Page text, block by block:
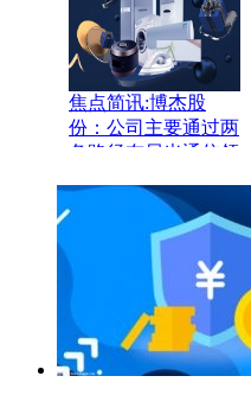
焦点简讯:博杰股
份：公司主要通过两
条路径布局光通信领